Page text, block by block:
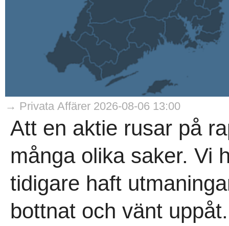
→ Privata Affärer 2026-08-06 13:00
Att en aktie rusar på
många olika saker. Vi
tidigare haft
bottnat och vänt